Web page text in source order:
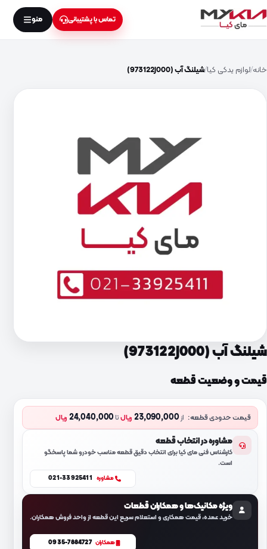
تماس با پشتیبانی منو
خانه لوازم یدکی کیا شیلنگ آب (973122J000)
شیلنگ آب (973122J000)
قیمت و وضعیت قطعه
قیمت حدودی قطعه: از23,090,000 ریالتا24,040,000 ریال
مشاوره در انتخاب قطعه
کارشناس فنی مای کیا برای انتخاب دقیق قطعه مناسب خودرو شما پاسخگو
است.
مشاوره 021-33925411
ویژه مکانیک‌ها و همکاران قطعات
خرید عمده، قیمت همکاری و استعلام سریع این قطعه از واحد فروش همکاران.
همکاران 0935-7884727